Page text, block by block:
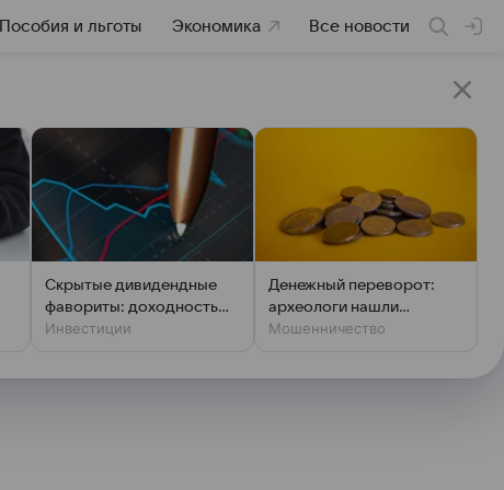
Пособия и льготы Экономика Все новости
Скрытые дивидендные
фавориты: доходность
выше ключевой ставки
Инвестиции
Денежный переворот:
археологи нашли
фальшивки XIV века
Мошенничество